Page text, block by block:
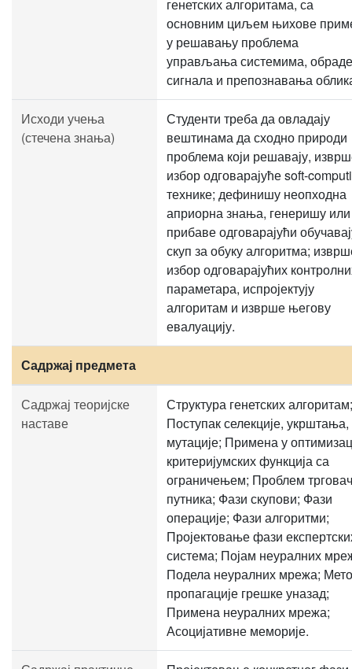
генетских алгоритама, са
основним циљем њихове
у решавању проблема
управљања системима, обраде
сигнала и препознавања
Исходи учења
(стечена знања)
Студенти треба да овладају
вештинама да сходно природи
проблема који решавају,
избор одговарајуће soft-
технике; дефинишу неопходна
априорна знања, генеришу или
прибаве одговарајући
скуп за обуку алгоритма;
избор одговарајућих
параметара, испројектују
алгоритам и изврше његову
евалуацију.
Садржај предмета
Садржај теоријске
наставе
Структура генетских алгоритам;
Поступак селекције, укрштања,
мутације; Примена у
критеријумских функција са
ограничењем; Проблем
путника; Фази скупови; Фази
операције; Фази алгоритми;
Пројектовање фази
система; Појам неуралних
Подела неуралних мрежа;
пропагације грешке уназад;
Примена неуралних мрежа;
Асоцијативне меморије.